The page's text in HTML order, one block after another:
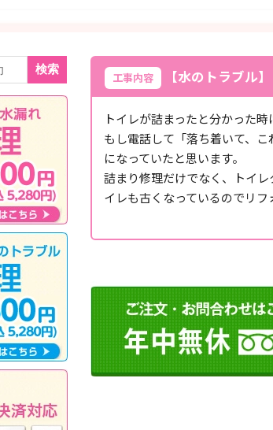
工事内容 【水のトラブル
トイレが詰まったと分かった時
もし電話して「落ち着いて、
になっていたと思います。
詰まり修理だけでなく、トイ
イレも古くなっているのでリ
検索